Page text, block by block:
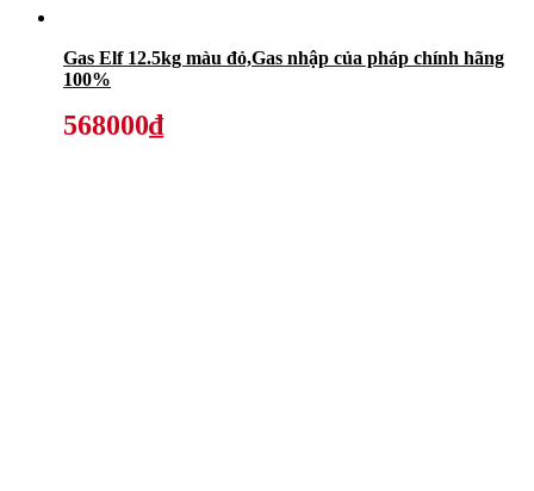
Gas Elf 12.5kg màu đỏ,Gas nhập của pháp chính hãng
100%
568000₫